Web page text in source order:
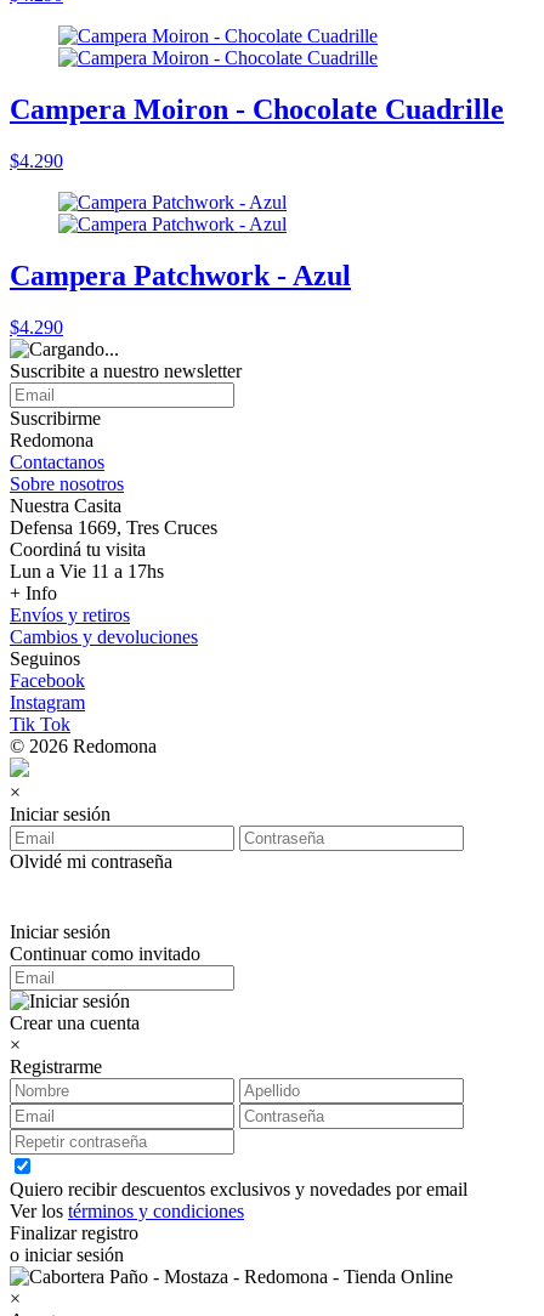
Campera Moiron - Chocolate Cuadrille
$4.290
Campera Patchwork - Azul
$4.290
Suscribite a nuestro newsletter
Suscribirme
Redomona
Contactanos
Sobre nosotros
Nuestra Casita
Defensa 1669, Tres Cruces
Coordiná tu visita
Lun a Vie 11 a 17hs
+ Info
Envíos y retiros
Cambios y devoluciones
Seguinos
Facebook
Instagram
Tik Tok
© 2026 Redomona
×
Iniciar sesión
Olvidé mi contraseña
Iniciar sesión
Continuar como invitado
Crear una cuenta
×
Registrarme
Quiero recibir descuentos exclusivos y novedades por email
Ver los términos y condiciones
Finalizar registro
o iniciar sesión
×